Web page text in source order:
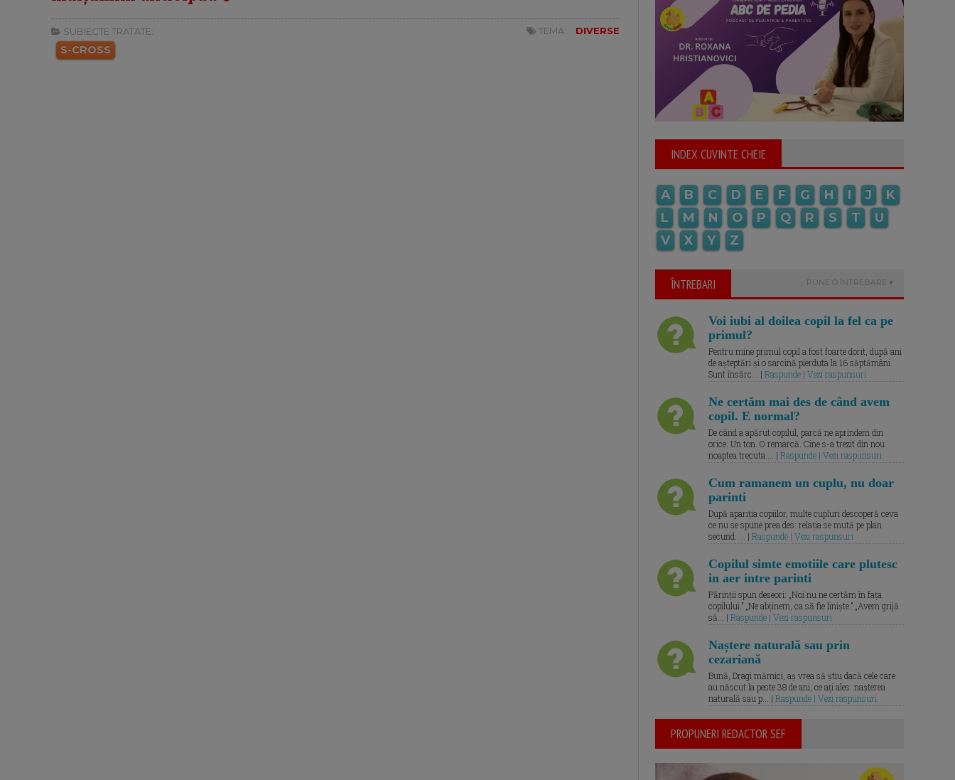
SUBIECTE TRATATE:
S-CROSS
TEMA: DIVERSE
INDEX CUVINTE CHEIE
A B C D E F G H I J
K
L
M N O P Q R S T
U
V
X Y Z
ÎNTREBARI PUNE O ÎNTREBARE
Voi iubi al doilea copil la fel ca pe
primul?
Pentru mine primul copil a fost foarte dorit, după ani
de așteptări și o sarcină pierduta la 16 săptămâni.
Sunt însărc... | Raspunde | Vezi raspunsuri
Ne certăm mai des de când avem
copil. E normal?
De când a apărut copilul, parcă ne aprindem din
orice. Un ton. O remarcă. Cine s-a trezit din nou
noaptea trecuta.... | Raspunde | Vezi raspunsuri
Cum ramanem un cuplu, nu doar
parinti
După apariția copiilor, multe cupluri descoperă ceva
ce nu se spune prea des: relația se mută pe plan
secund. ... | Raspunde | Vezi raspunsuri
Copilul simte emotiile care plutesc
in aer intre parinti
Părinții spun deseori: „Noi nu ne certăm în fața
copilului.” „Ne abținem, ca să fie liniște.” „Avem grijă
să... | Raspunde | Vezi raspunsuri
Naștere naturală sau prin
cezariană
Bună, Dragi mămici, aș vrea să știu dacă cele care
au născut la peste 38 de ani, ce ați ales: nașterea
naturală sau p... | Raspunde | Vezi raspunsuri
PROPUNERI REDACTOR SEF